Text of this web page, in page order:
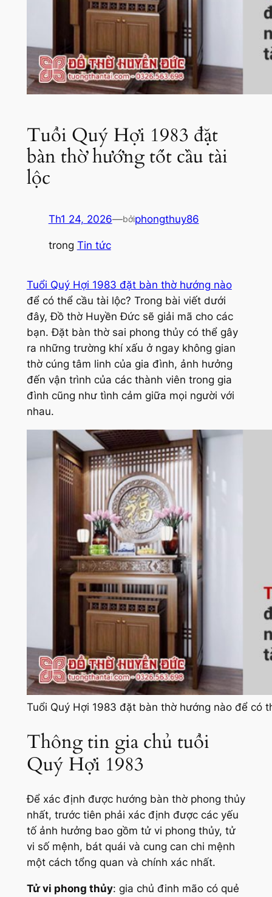
Tuổi Quý Hợi 1983 đặt
bàn thờ hướng tốt cầu tài
lộc
Th1 24, 2026—bởiphongthuy86
trong Tin tức
Tuổi Quý Hợi 1983 đặt bàn thờ hướng nào
để có thể cầu tài lộc? Trong bài viết dưới
đây, Đồ thờ Huyền Đức sẽ giải mã cho các
bạn. Đặt bàn thờ sai phong thủy có thể gây
ra những trường khí xấu ở ngay không gian
thờ cúng tâm linh của gia đình, ảnh hưởng
đến vận trình của các thành viên trong gia
đình cũng như tình cảm giữa mọi người với
nhau.
Tuổi Quý Hợi 1983 đặt bàn thờ hướng nào để có
Thông tin gia chủ tuổi
Quý Hợi 1983
Để xác định được hướng bàn thờ phong thủy
nhất, trước tiên phải xác định được các yếu
tố ảnh hưởng bao gồm tử vi phong thủy, tử
vi số mệnh, bát quái và cung can chi mệnh
một cách tổng quan và chính xác nhất.
Tử vi phong thủy: gia chủ đinh mão có quẻ